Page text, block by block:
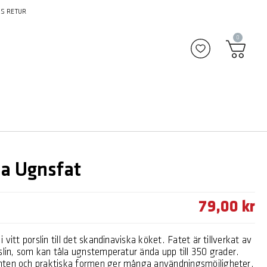
RETUR
Lägg till i
0
Ugnsfat
79,00 kr
vitt porslin till det skandinaviska köket. Fatet är tillverkat av
som kan tåla ugnstemperatur ända upp till 350 grader.
och praktiska formen ger många användningsmöjligheter.